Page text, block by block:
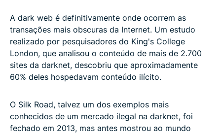
A dark web é definitivamente onde ocorrem as
transações mais obscuras da Internet. Um estudo
realizado por pesquisadores do King's College
London, que analisou o conteúdo de mais de 2.700
sites da darknet, descobriu que aproximadamente
60% deles hospedavam conteúdo ilícito.
O Silk Road, talvez um dos exemplos mais
conhecidos de um mercado ilegal na darknet, foi
fechado em 2013, mas antes mostrou ao mundo